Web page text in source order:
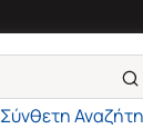
Σύνθετη